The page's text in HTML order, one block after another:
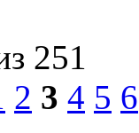
251
2 3 4 5 6